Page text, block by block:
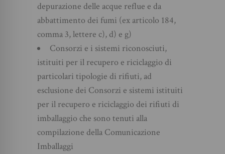
depurazione delle acque reflue e da
abbattimento dei fumi (ex articolo 184,
comma 3, lettere c), d) e g)
Consorzi e i sistemi riconosciuti,
istituiti per il recupero e riciclaggio di
particolari tipologie di rifiuti, ad
esclusione dei Consorzi e sistemi istituiti
per il recupero e riciclaggio dei rifiuti di
imballaggio che sono tenuti alla
compilazione della Comunicazione
Imballaggi